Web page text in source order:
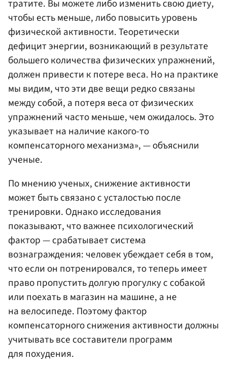
тратите. Вы можете либо изменить свою диету,
чтобы есть меньше, либо повысить уровень
физической активности. Теоретически
дефицит энергии, возникающий в результате
большего количества физических упражнений,
должен привести к потере веса. Но на практике
мы видим, что эти две вещи редко связаны
между собой, а потеря веса от физических
упражнений часто меньше, чем ожидалось. Это
указывает на наличие какого-то
компенсаторного механизма», — объяснили
ученые.
По мнению ученых, снижение активности
может быть связано с усталостью после
тренировки. Однако исследования
показывают, что важнее психологический
фактор — срабатывает система
вознаграждения: человек убеждает себя в том,
что если он потренировался, то теперь имеет
право пропустить долгую прогулку с собакой
или поехать в магазин на машине, а не
на велосипеде. Поэтому фактор
компенсаторного снижения активности должны
учитывать все составители программ
для похудения.